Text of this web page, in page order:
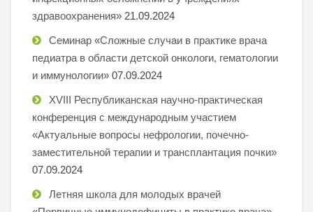
здравоохранения» 21.09.2024
Семинар «Сложные случаи в практике врача
педиатра в области детской онкологи, гематологии
и иммунологии» 07.09.2024
XVIII Республиканская научно-практическая
конференция с международным участием
«Актуальные вопросы нефрологии, почечно-
заместительной терапии и трансплантация почки»
07.09.2024
Летняя школа для молодых врачей